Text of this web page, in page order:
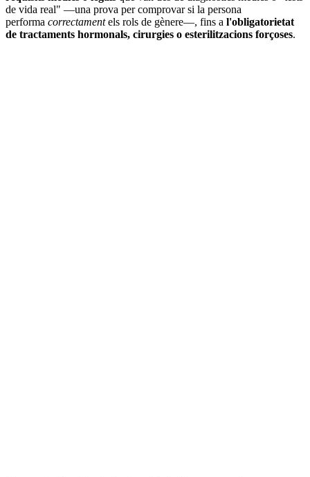
de vida real" —una prova per comprovar si la persona
performa correctamentels rols de gènere—, fins a l'obligatorietat
de tractaments hormonals, cirurgies o esterilitzacions forçoses.